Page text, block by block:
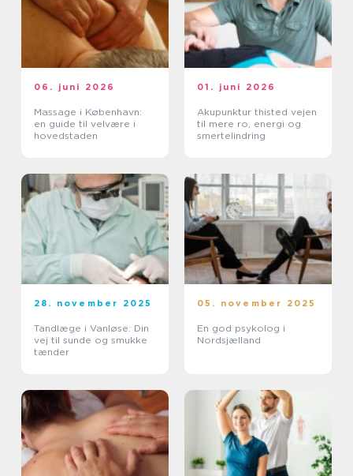
06. juni 2026
Massage i København:
en guide til velvære i
hovedstaden
01. juni 2026
Akupunktur thisted vejen
til mere ro, energi og
smertelindring
28. november 2025
Tandlæge i Vanløse: Din
vej til sunde og smukke
tænder
05. november 2025
En god psykolog i
Nordsjælland